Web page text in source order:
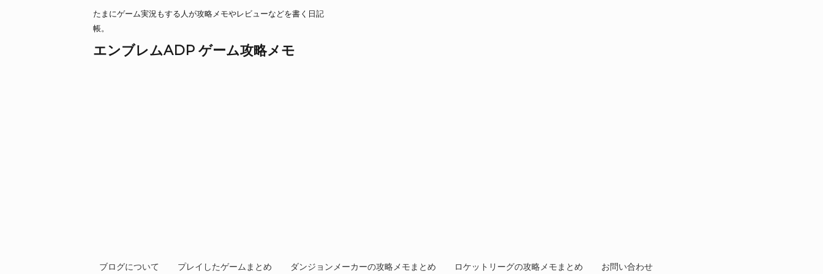
たまにゲーム実況もする人が攻略メモやレビューなどを書く日記
帳。
エンブレムADP ゲーム攻略メモ
ブログについて プレイしたゲームまとめ ダンジョンメーカーの攻略メモまとめ ロケットリーグの攻略メモまとめ お問い合わせ